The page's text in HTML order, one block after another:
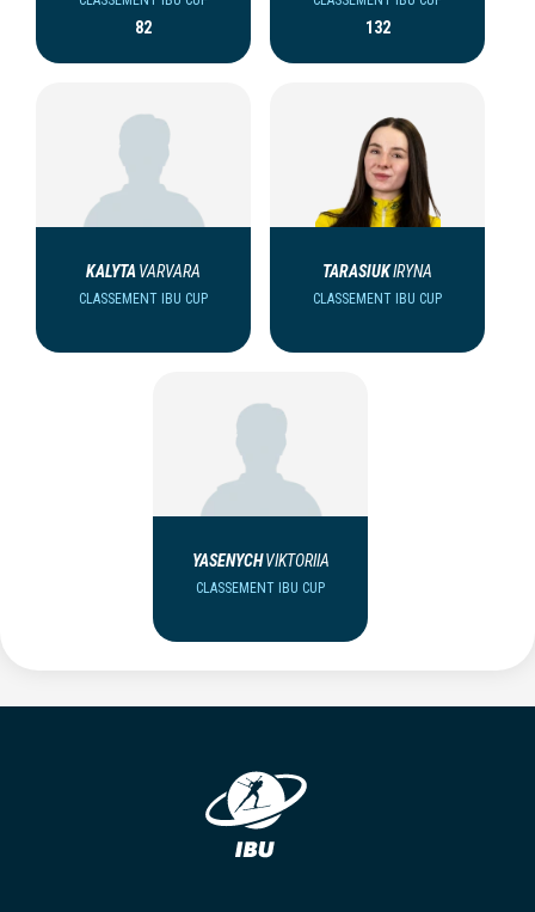
82 132
KALYTAVARVARA
CLASSEMENT IBU CUP
TARASIUKIRYNA
CLASSEMENT IBU CUP
YASENYCH VIKTORIIA
CLASSEMENT IBU CUP